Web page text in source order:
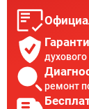
ремонт